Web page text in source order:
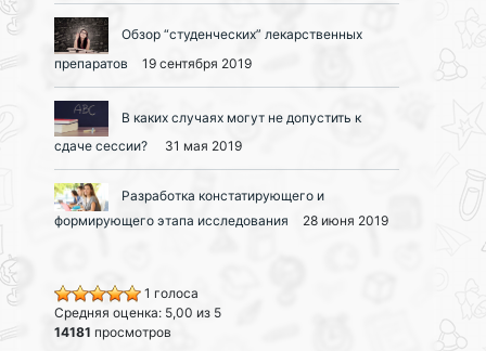
Обзор “студенческих” лекарственных
препаратов
19 сентября 2019
В каких случаях могут не допустить к
сдаче сессии?
31 мая 2019
Разработка констатирующего и
формирующего этапа исследования
28 июня 2019
1 голоса
Средняя оценка: 5,00 из 5
14181 просмотров